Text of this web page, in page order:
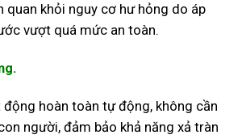
quan khỏi nguy cơ hư hỏng do áp
vượt quá mức an toàn.
động hoàn toàn tự động, không cần
người, đảm bảo khả năng xả tràn